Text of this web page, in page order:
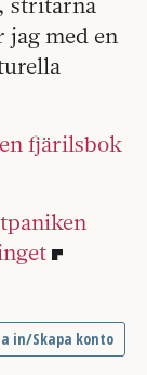
jag med en
fjärilsbok